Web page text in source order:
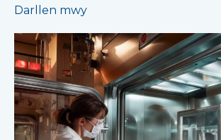
Darllen mwy